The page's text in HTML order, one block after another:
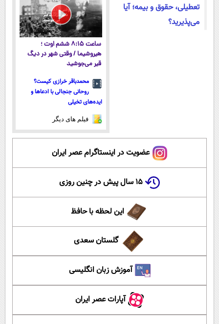
تعطیلی، حقوق و بیمه؛ آیا
می‌پذیرید؟
ساعت ۸:۱۵ ششم اوت ؛
هیروشیما / وقتی شهر در دیگ
قیر می‌جوشید
محمدباقر خرازی کیست؟
روحانی جنجالی با ادعاها و
ایده‌های تخیلی
فیلم های دیگر
عضویت در اینستاگرام عصر ایران
۱۵ سال پیش در چنین روزی
این لحظه با حافظ
گلستان سعدی
آموزش زبان انگلیسی
آپارات عصر ایران